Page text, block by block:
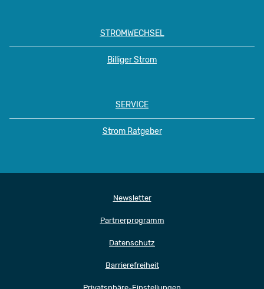
STROMWECHSEL
Billiger Strom
SERVICE
Strom Ratgeber
Newsletter
Partnerprogramm
Datenschutz
Barrierefreiheit